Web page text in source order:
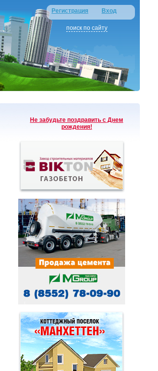
Регистрация Вход
поиск по сайту
Не забудьте поздравить с Днем
рождения!